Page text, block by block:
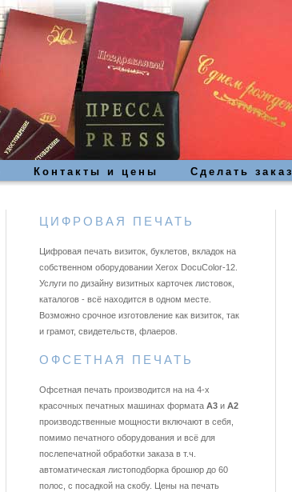
Контакты и цены Сделать заказ
ЦИФРОВАЯ ПЕЧАТЬ
Цифровая печать визиток, буклетов, вкладок на
собственном оборудовании Xerox DocuColor-12.
Услуги по дизайну визитных карточек листовок,
каталогов - всё находится в одном месте.
Возможно срочное изготовление как визиток, так
и грамот, свидетельств, флаеров.
ОФСЕТНАЯ ПЕЧАТЬ
Офсетная печать производится на на 4-х
красочных печатных машинах формата А3и А2
производственные мощности включают в себя,
помимо печатного оборудования и всё для
послепечатной обработки заказа в т.ч.
автоматическая листоподборка брошюр до 60
полос, с посадкой на скобу. Цены на печать